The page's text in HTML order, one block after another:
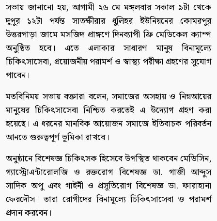
সভায় জানানো হয়, আগামী ২৬ মে মঙ্গলবার সকাল ৯টা থেকে
দুপুর ১২টা পর্যন্ত সাতক্ষীরার ধুলিহর ইউনিয়নের কোমরপুর
উত্তরপাড়া জামে মসজিদ প্রাঙ্গণে দিনব্যাপী ফ্রি মেডিকেল ক্যাম্প
অনুষ্ঠিত হবে। এতে এলাকার সাধারণ মানুষ বিনামূল্যে
চিকিৎসাসেবা, প্রয়োজনীয় পরামর্শ ও স্বাস্থ্য পরীক্ষা গ্রহণের সুযোগ
পাবেন।
মতবিনিময় সভায় বক্তারা বলেন, সমাজের অসহায় ও নিম্নআয়ের
মানুষের চিকিৎসাসেবা নিশ্চিত করতেই এ উদ্যোগ গ্রহণ করা
হয়েছে। এ ধরনের মানবিক আয়োজন সমাজে ইতিবাচক পরিবর্তন
আনতে গুরুত্বপূর্ণ ভূমিকা রাখবে।
অনুষ্ঠানে বিশেষজ্ঞ চিকিৎসক হিসেবে উপস্থিত থাকবেন মেডিসিন,
গ্যাস্ট্রোএন্টারোলজি ও রক্তরোগ বিশেষজ্ঞ ডা. গাজী আব্দুস
সাদিক অপু এবং গাইনী ও প্রসূতিরোগ বিশেষজ্ঞ ডা. ফারাহানা
ফেরদৌস। তারা রোগীদের বিনামূল্যে চিকিৎসাসেবা ও পরামর্শ
প্রদান করবেন।